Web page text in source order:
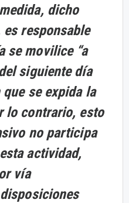
dicho
responsable
se movilice “a
siguiente día
se expida la
lo contrario, esto
no participa
actividad,
vía